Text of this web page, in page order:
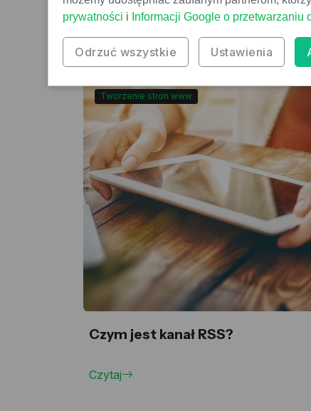
Czytaj
Tworzenie stron www
Czym jest kanał RSS?
Czytaj
prywatności i Informacji Google o przetwarzaniu
Odrzuć wszystkie Ustawienia